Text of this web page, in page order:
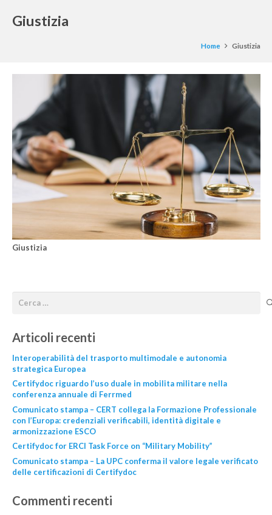
Giustizia
Home Giustizia
Giustizia
Articoli recenti
Interoperabilità del trasporto multimodale e autonomia
strategica Europea
Certifydoc riguardo l’uso duale in mobilita militare nella
conferenza annuale di Ferrmed
Comunicato stampa – CERT collega la Formazione Professionale
con l’Europa: credenziali verificabili, identità digitale e
armonizzazione ESCO
Certifydoc for ERCI Task Force on “Military Mobility”
Comunicato stampa – La UPC conferma il valore legale verificato
delle certificazioni di Certifydoc
Commenti recenti